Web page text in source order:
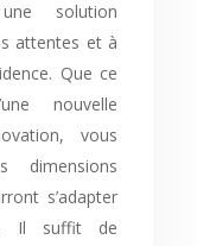
solution
attentes et à
Que ce
nouvelle
vous
dimensions
s’adapter
Il suffit de